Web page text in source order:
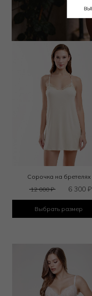
Сорочка на бретелях
12 000₽ 6 300₽
Выбрать размер